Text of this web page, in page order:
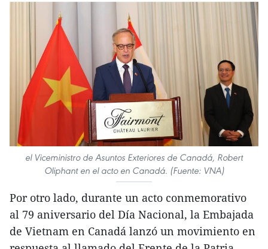
el Viceministro de Asuntos Exteriores de Canadá, Robert
Oliphant en el acto en Canadá. (Fuente: VNA)
Por otro lado, durante un acto conmemorativo
al 79 aniversario del Día Nacional, la Embajada
de Vietnam en Canadá lanzó un movimiento en